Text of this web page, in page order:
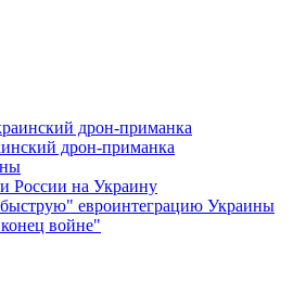
дрон-приманка
России на Украину
евроинтеграцию Украины
войне"